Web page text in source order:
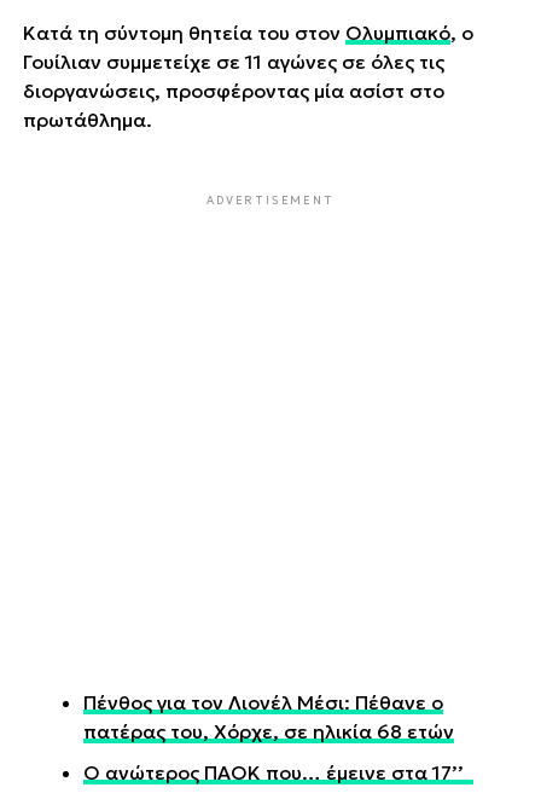
Κατά τη σύντομη θητεία του στον Ολυμπιακό, ο
Γουίλιαν συμμετείχε σε 11 αγώνες σε όλες τις
διοργανώσεις, προσφέροντας μία ασίστ στο
πρωτάθλημα.
ADVERTISEMENT
Πένθος για τον Λιονέλ Μέσι: Πέθανε ο
πατέρας του, Χόρχε, σε ηλικία 68 ετών
Ο ανώτερος ΠΑΟΚ που… έμεινε στα 17’’